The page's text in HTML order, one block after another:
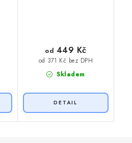
Skladem
od 371 Kč bez DPH
od 449 Kč